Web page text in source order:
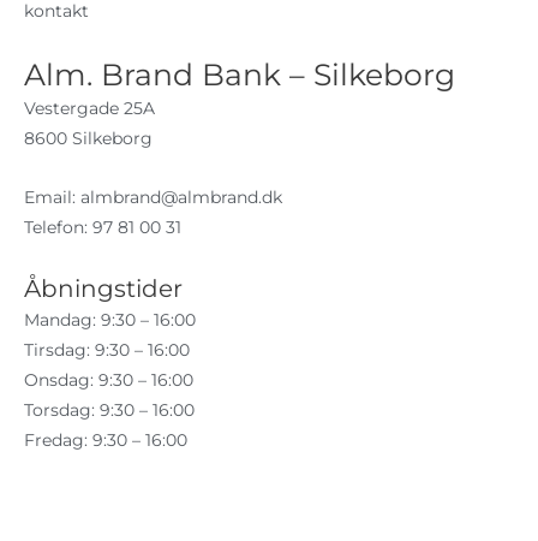
kontakt
Alm. Brand Bank – Silkeborg
Vestergade 25A
8600 Silkeborg
Email: almbrand@almbrand.dk
Telefon: 97 81 00 31
Åbningstider
Mandag: 9:30 – 16:00
Tirsdag: 9:30 – 16:00
Onsdag: 9:30 – 16:00
Torsdag: 9:30 – 16:00
Fredag: 9:30 – 16:00